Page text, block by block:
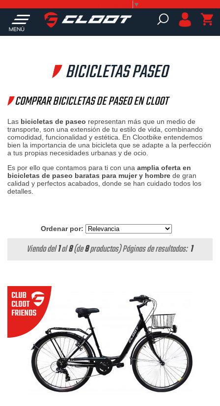
▼
☰
BICICLETAS PASEO
COMPRAR BICICLETAS DE PASEO EN CLOOT
Las bicicletas de paseo representan más que un medio de
transporte, son una extensión de tu estilo de vida, combinando
comodidad, funcionalidad y estética. En Clootbike entendemos
bien la importancia de una bicicleta que se adapte a la perfección
a tus propias necesidades urbanas y de ocio.
Es por ello que contamos para ti con una amplia oferta en
bicicletas de paseo baratas para mujer y hombre de gran
calidad y perfectos acabados, donde se han cuidado todos los
detalles.
Ordenar por:
Viendo del1al8(de8productos)Páginas de resultados:1